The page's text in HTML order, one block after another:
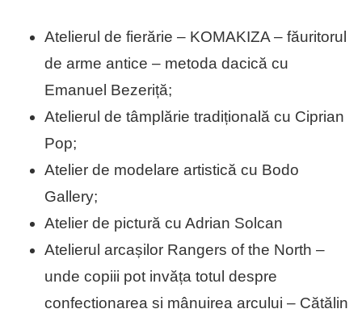
Atelierul de fierărie – KOMAKIZA – făuritorul
de arme antice – metoda dacică cu
Emanuel Bezeriță;
Atelierul de tâmplărie tradițională cu Ciprian
Pop;
Atelier de modelare artistică cu Bodo
Gallery;
Atelier de pictură cu Adrian Solcan
Atelierul arcașilor Rangers of the North –
unde copiii pot invăța totul despre
confecționarea și mânuirea arcului – Cătălin